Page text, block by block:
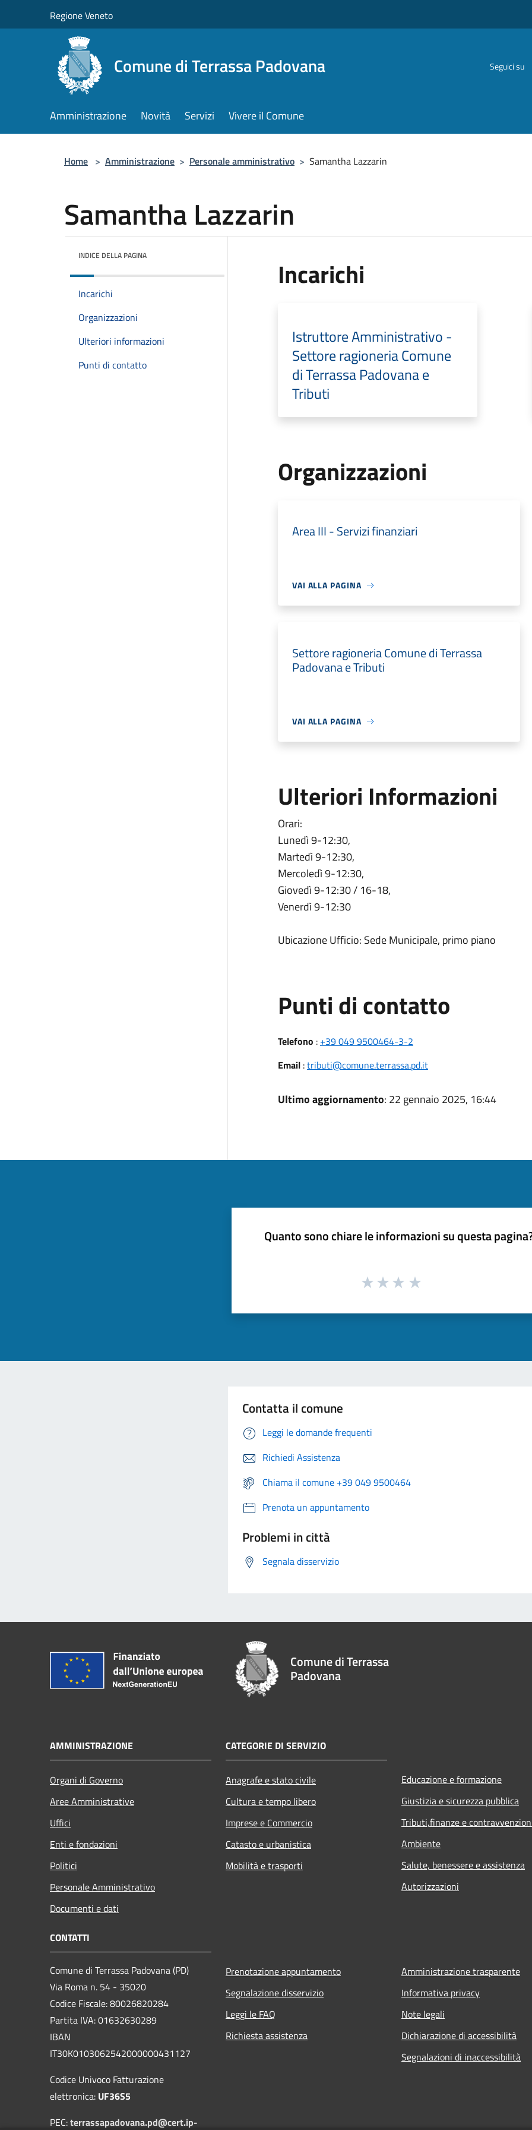
Regione Veneto
Comune di Terrassa Padovana Seguici su
Amministrazione Novità Servizi Vivere il Comune
Home > Amministrazione > Personale amministrativo > Samantha Lazzarin
Samantha Lazzarin
INDICE DELLA PAGINA
Incarichi
Organizzazioni
Ulteriori informazioni
Punti di contatto
Incarichi
Istruttore Amministrativo -
Settore ragioneria Comune
di Terrassa Padovana e
Tributi
Organizzazioni
Area III - Servizi finanziari
VAI ALLA PAGINA
Settore ragioneria Comune di Terrassa
Padovana e Tributi
VAI ALLA PAGINA
Ulteriori Informazioni
Orari:
Lunedì 9-12:30,
Martedì 9-12:30,
Mercoledì 9-12:30,
Giovedì 9-12:30 / 16-18,
Venerdì 9-12:30
Ubicazione Ufficio: Sede Municipale, primo piano
Punti di contatto
Telefono : +39 049 9500464-3-2
Email:tributi@comune.terrassa.pd.it
Ultimo aggiornamento: 22 gennaio 2025, 16:44
Quanto sono chiare le informazioni su questa
Contatta il comune
Leggi le domande frequenti
Richiedi Assistenza
Chiama il comune +39 049 9500464
Prenota un appuntamento
Problemi in città
Segnala disservizio
Comune di Terrassa
Padovana
AMMINISTRAZIONE
Organi di Governo
Aree Amministrative
Uffici
Enti e fondazioni
Politici
Personale Amministrativo
Documenti e dati
CATEGORIE DI SERVIZIO
Anagrafe e stato civile
Cultura e tempo libero
Imprese e Commercio
Catasto e urbanistica
Mobilità e trasporti
Educazione e formazione
Giustizia e sicurezza pubblica
Tributi,finanze e
Ambiente
Salute, benessere e assistenza
Autorizzazioni
CONTATTI
Comune di Terrassa Padovana (PD)
Via Roma n. 54 - 35020
Codice Fiscale: 80026820284
Partita IVA: 01632630289
IBAN
IT30K0103062542000000431127
Codice Univoco Fatturazione
elettronica: UF36S5
PEC:terrassapadovana.pd@cert.ip-
Prenotazione appuntamento
Segnalazione disservizio
Leggi le FAQ
Richiesta assistenza
Amministrazione trasparente
Informativa privacy
Note legali
Dichiarazione di accessibilità
Segnalazioni di inaccessibilità